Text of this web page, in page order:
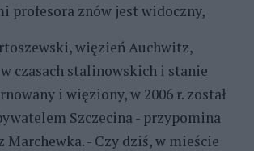
profesora znów jest widoczny,
więzień Auchwitz,
czasach stalinowskich i stanie
i więziony, w 2006 r. został
Szczecina - przypomina
Marchewka. - Czy dziś, w mieście